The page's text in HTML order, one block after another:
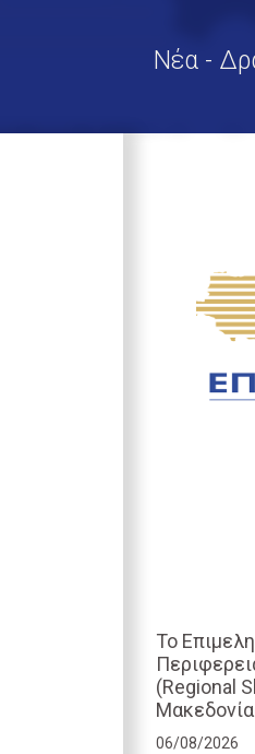
Νέα -
Το
(Regional
06/08/2026